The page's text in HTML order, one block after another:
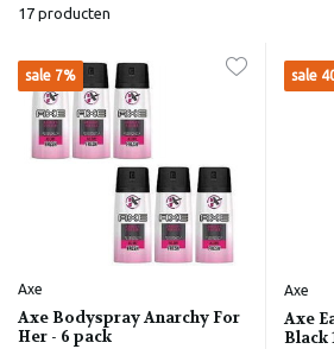
17 producten
sale 7%
Axe
Axe Bodyspray Anarchy For
Her - 6 pack
sale
Axe
Axe
Black